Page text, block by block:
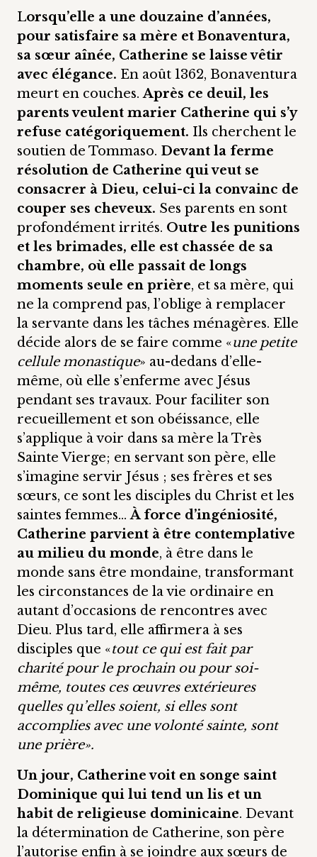
Lorsqu’elle a une douzaine d’années,
pour satisfaire sa mère et Bonaventura,
sa sœur aînée, Catherine se laisse vêtir
avec élégance. En août 1362, Bonaventura
meurt en couches.Après ce deuil, les
parents veulent marier Catherine qui s’y
refuse catégoriquement. Ils cherchent le
soutien de Tommaso. Devant la ferme
résolution de Catherine qui veut se
consacrer à Dieu, celui-ci la convainc de
couper ses cheveux. Ses parents en sont
profondément irrités. Outre les punitions
et les brimades, elle est chassée de sa
chambre, où elle passait de longs
moments seule en prière, et sa mère, qui
ne la comprend pas, l’oblige à remplacer
la servante dans les tâches ménagères. Elle
décide alors de se faire comme «une petite
cellule monastique» au-dedans d’elle-
même, où elle s’enferme avec Jésus
pendant ses travaux. Pour faciliter son
recueillement et son obéissance, elle
s’applique à voir dans sa mère la Très
Sainte Vierge; en servant son père, elle
s’imagine servir Jésus ; ses frères et ses
sœurs, ce sont les disciples du Christ et les
saintes femmes…À force d’ingéniosité,
Catherine parvient à être contemplative
au milieu du monde, à être dans le
monde sans être mondaine, transformant
les circonstances de la vie ordinaire en
autant d’occasions de rencontres avec
Dieu. Plus tard, elle affirmera à ses
disciples que «tout ce qui est fait par
charité pour le prochain ou pour soi-
même, toutes ces œuvres extérieures
quelles qu’elles soient, si elles sont
accomplies avec une volonté sainte, sont
une prière».
Un jour, Catherine voit en songe saint
Dominique qui lui tend un lis et un
habit de religieuse dominicaine. Devant
la détermination de Catherine, son père
l’autorise enfin à se joindre aux sœurs de